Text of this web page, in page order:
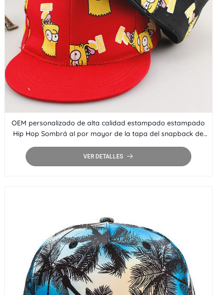
OEM personalizado de alta calidad estampado estampado
Hip Hop Sombrá al por mayor de la tapa del snapback de
VER DETALLES